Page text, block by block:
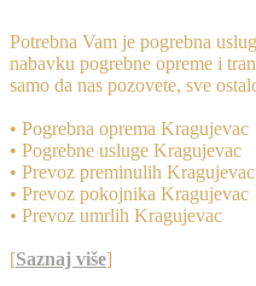
Potrebna Vam je pogrebna
nabavku pogrebne opreme i
samo da nas pozovete, sve
• Pogrebna oprema Kragujevac
• Pogrebne usluge Kragujevac
• Prevoz preminulih Kragujevac
• Prevoz pokojnika Kragujevac
• Prevoz umrlih Kragujevac
[Saznaj više]